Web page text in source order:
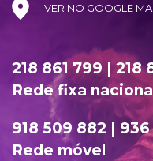
VER NO GOOGLE
218 861 799 | 218
Rede fixa
918 509 882 |
Rede móvel